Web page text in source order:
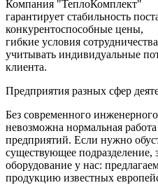
Компания "ТеплоКомплект"
гарантирует стабильность
конкурентоспособные цены,
гибкие условия
учитывать индивидуальные
клиента.
Предприятия разных сфер
Без современного
невозможна нормальная
предприятий. Если нужно
существующее подразделение,
оборудование у нас:
продукцию известных